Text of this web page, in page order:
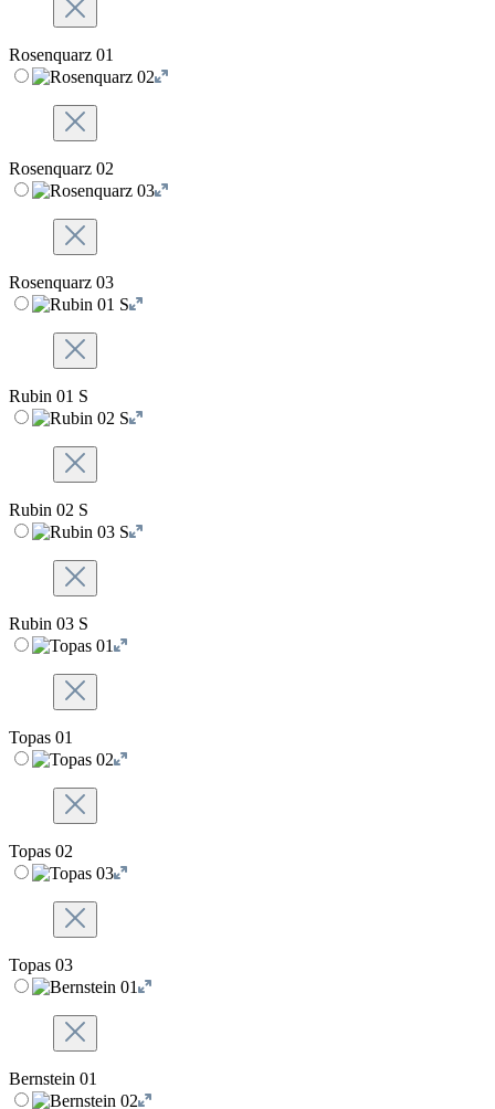
Rosenquarz 01
Rosenquarz 02
Rosenquarz 03
Rubin 01 S
Rubin 02 S
Rubin 03 S
Topas 01
Topas 02
Topas 03
Bernstein 01